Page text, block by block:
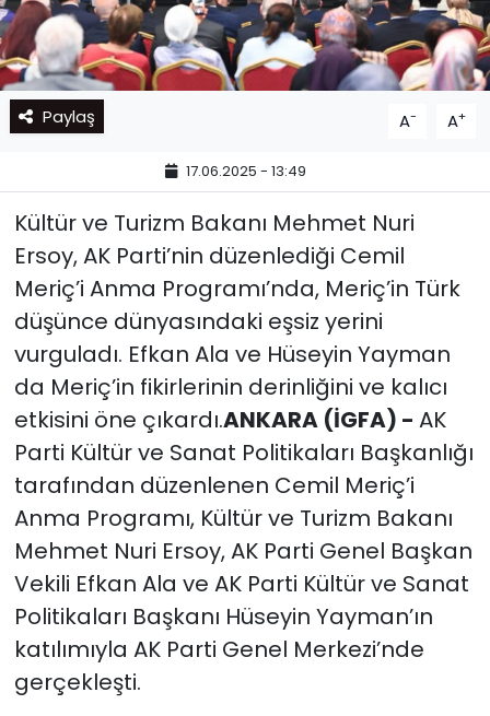
Paylaş A- A+
17.06.2025 - 13:49
Kültür ve Turizm Bakanı Mehmet Nuri
Ersoy, AK Parti’nin düzenlediği Cemil
Meriç’i Anma Programı’nda, Meriç’in Türk
düşünce dünyasındaki eşsiz yerini
vurguladı. Efkan Ala ve Hüseyin Yayman
da Meriç’in fikirlerinin derinliğini ve kalıcı
etkisini öne çıkardı.ANKARA (İGFA) - AK
Parti Kültür ve Sanat Politikaları Başkanlığı
tarafından düzenlenen Cemil Meriç’i
Anma Programı, Kültür ve Turizm Bakanı
Mehmet Nuri Ersoy, AK Parti Genel Başkan
Vekili Efkan Ala ve AK Parti Kültür ve Sanat
Politikaları Başkanı Hüseyin Yayman’ın
katılımıyla AK Parti Genel Merkezi’nde
gerçekleşti.